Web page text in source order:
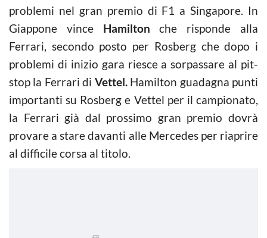
problemi nel gran premio di F1 a Singapore. In
Giappone vince Hamilton che risponde alla
Ferrari, secondo posto per Rosberg che dopo i
problemi di inizio gara riesce a sorpassare al pit-
stop la Ferrari di Vettel. Hamilton guadagna punti
importanti su Rosberg e Vettel per il campionato,
la Ferrari già dal prossimo gran premio dovrà
provare a stare davanti alle Mercedes per riaprire
al difficile corsa al titolo.